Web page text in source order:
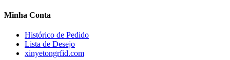
Minha Conta
Histórico de Pedido
Lista de Desejo
xinyetongrfid.com